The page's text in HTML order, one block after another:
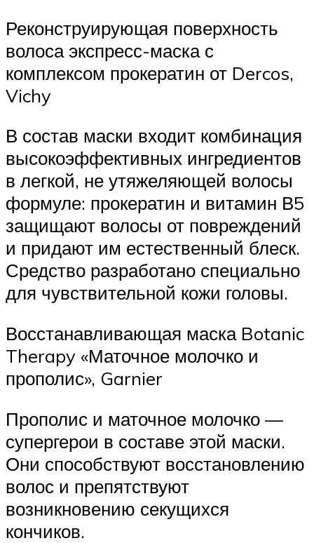
Реконструирующая поверхность
волоса экспресс-маска с
комплексом прокератин от Dercos,
Vichy
В состав маски входит комбинация
высокоэффективных ингредиентов
в легкой, не утяжеляющей волосы
формуле: прокератин и витамин В5
защищают волосы от повреждений
и придают им естественный блеск.
Средство разработано специально
для чувствительной кожи головы.
Восстанавливающая маска Botanic
Therapy «Маточное молочко и
прополис», Garnier
Прополис и маточное молочко —
супергерои в составе этой маски.
Они способствуют восстановлению
волос и препятствуют
возникновению секущихся
кончиков.